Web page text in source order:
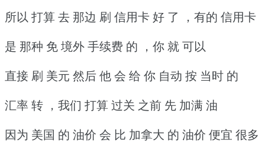
所以 打算 去 那边 刷 信用卡 好 了 ，有的 信用卡
是 那种 免 境外 手续费 的 ，你 就 可以
直接 刷 美元 然后 他 会 给 你 自动 按 当时 的
汇率 转 ，我们 打算 过关 之前 先 加满 油
因为 美国 的 油价 会 比 加拿大 的 油价 便宜 很多